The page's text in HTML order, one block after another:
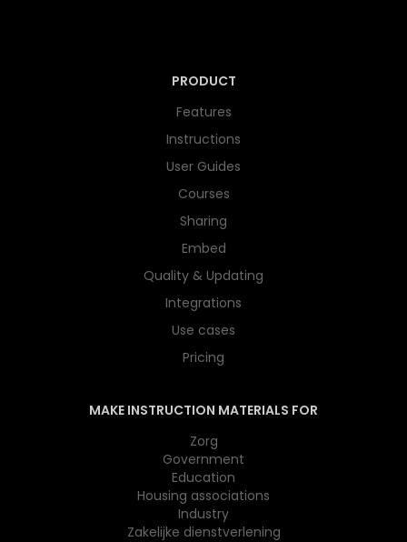
PRODUCT
Features
Instructions
User Guides
Courses
Sharing
Embed
Quality & Updating
Integrations
Use cases
Pricing
MAKE INSTRUCTION MATERIALS FOR
Zorg
Government
Education
Housing associations
Industry
Zakelijke dienstverlening